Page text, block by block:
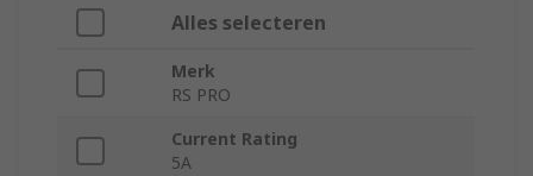
Alles selecteren
Merk
RS PRO
Current Rating
5A